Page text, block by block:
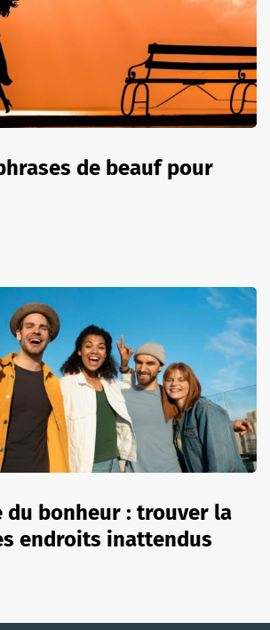
de beauf pour
du bonheur : trouver la
endroits inattendus